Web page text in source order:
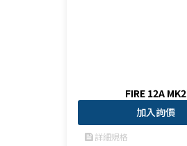
FIRE 12A MK2
加入詢價
feed詳細規格